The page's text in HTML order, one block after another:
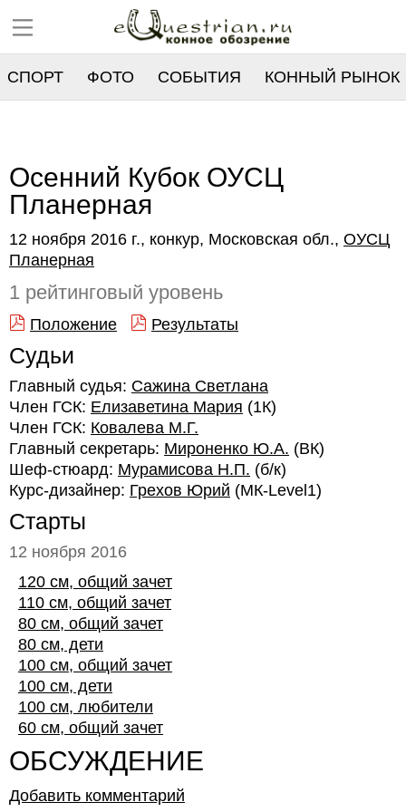
СПОРТ ФОТО СОБЫТИЯ КОННЫЙ РЫНОК
Осенний Кубок ОУСЦ
Планерная
12 ноября 2016 г., конкур, Московская обл., ОУСЦ
Планерная
1 рейтинговый уровень
Положение Результаты
Судьи
Главный судья: Сажина Светлана
Член ГСК: Елизаветина Мария (1К)
Член ГСК: Ковалева М.Г.
Главный секретарь: Мироненко Ю.А. (ВК)
Шеф-стюард: Мурамисова Н.П. (б/к)
Курс-дизайнер: Грехов Юрий (МК-Level1)
Старты
12 ноября 2016
120 см, общий зачет
110 см, общий зачет
80 см, общий зачет
80 см, дети
100 см, общий зачет
100 см, дети
100 см, любители
60 см, общий зачет
ОБСУЖДЕНИЕ
Добавить комментарий